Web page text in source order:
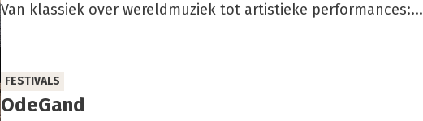
Van klassiek over wereldmuziek tot artistieke performances:...
Ode­Gand
FESTIVALS